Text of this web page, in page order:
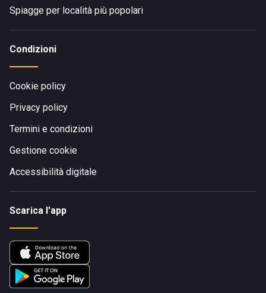
Spiagge per località più popolari
Condizioni
Cookie policy
Privacy policy
Termini e condizioni
Gestione cookie
Accessibilità digitale
Scarica l'app